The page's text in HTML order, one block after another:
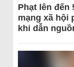
Phạt lên đến
mạng xã hội
khi dẫn